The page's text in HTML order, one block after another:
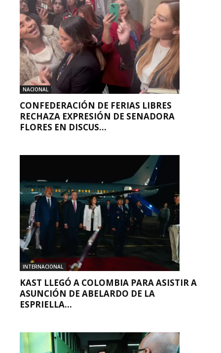
NACIONAL
CONFEDERACIÓN DE FERIAS LIBRES
RECHAZA EXPRESIÓN DE SENADORA
FLORES EN DISCUS...
INTERNACIONAL
KAST LLEGÓ A COLOMBIA PARA ASISTIR A
ASUNCIÓN DE ABELARDO DE LA
ESPRIELLA...